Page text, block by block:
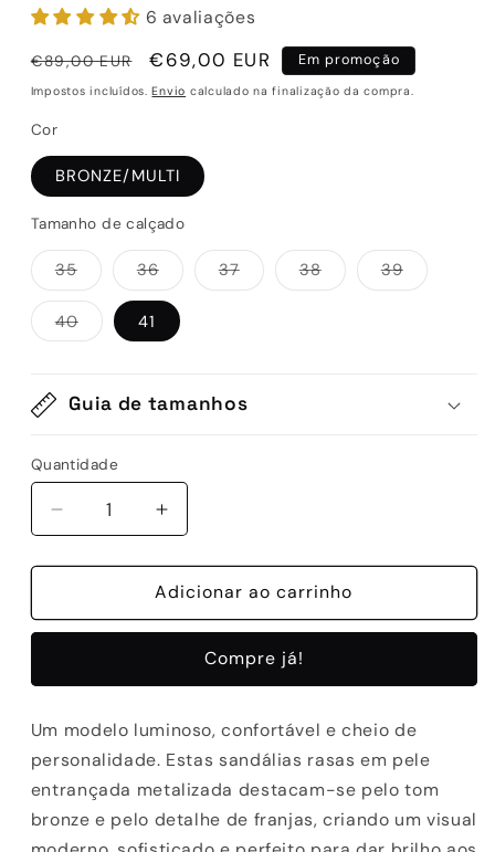
6 avaliações
Preço
normal
€89,00 EUR
Preço
de
€69,00 EUR Em promoção
Impostos incluídos.Envio calculado na finalização da compra.
Cor
BRONZE/MULTI
Tamanho de calçado
35Variante
esgotada
ou
indisponível
36Variante
esgotada
ou
indisponível
37Variante
esgotada
38Variante
esgotada
39Variante
esgotada
40Variante
esgotada
41
Guia de tamanhos
Quantidade
Quantidade
Diminuir
a
quantidade
SANDALIAS
3953K-
BRONZE/MULTI
Aumentar
a
quantidade
de
SANDALIAS
3953K-
BRONZE/MULTI
Adicionar ao carrinho
Compre já!
Um modelo luminoso, confortável e cheio de
personalidade. Estas sandálias rasas em pele
entrançada metalizada destacam-se pelo tom
bronze e pelo detalhe de franjas, criando um visual